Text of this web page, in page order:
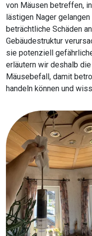
von Mäusen betreffen,
lästigen Nager
beträchtliche Schäden
Gebäudestruktur
sie potenziell
erläutern wir deshalb
Mäusebefall, damit
handeln können und